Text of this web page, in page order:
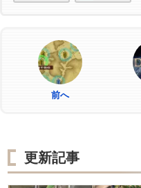
前へ
更新記事